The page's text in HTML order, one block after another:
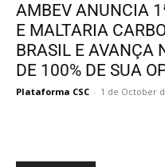
AMBEV ANUNCIA
E MALTARIA
BRASIL E AVANÇA
DE 100% DE SUA
Plataforma CSC - 1 de October